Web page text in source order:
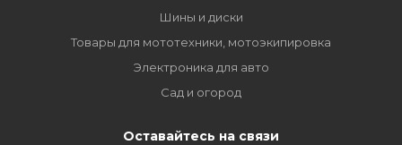
Шины и диски
Товары для мототехники, мотоэкипировка
Электроника для авто
Сад и огород
Оставайтесь на связи